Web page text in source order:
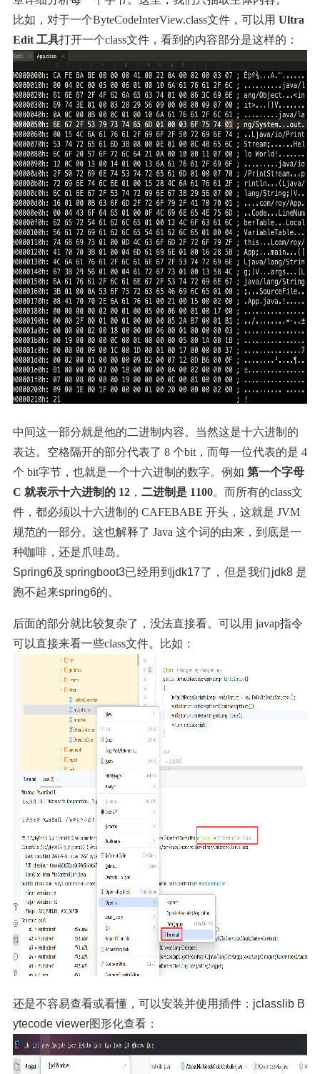
比如，对于一个ByteCodeInterView.class文件，可以用 Ultra
Edit 工具打开一个class文件，看到的内容部分是这样的：
中间这一部分就是他的二进制内容。当然这是十六进制的
表达。空格隔开的部分代表了 8 个bit，而每一位代表的是 4
个 bit字节，也就是一个十六进制的数字。例如 第一个字母
C 就表示十六进制的 12 ， 二进制是 1100。而所有的class文
件，都必须以十六进制的 CAFEBABE 开头，这就是 JVM
规范的一部分。这也解释了 Java 这个词的由来，到底是一
种咖啡，还是爪哇岛。
Spring6及springboot3已经用到jdk17了，但是我们jdk8 是
跑不起来spring6的。
后面的部分就比较复杂了，没法直接看。可以用 javap指令
可以直接来看一些class文件。
比如：
还是不容易查看或看懂，可以安装并使用插件：jclasslib B
ytecode viewer图形化查看：